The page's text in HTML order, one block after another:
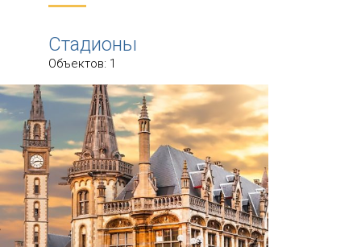
Стадионы
Объектов: 1